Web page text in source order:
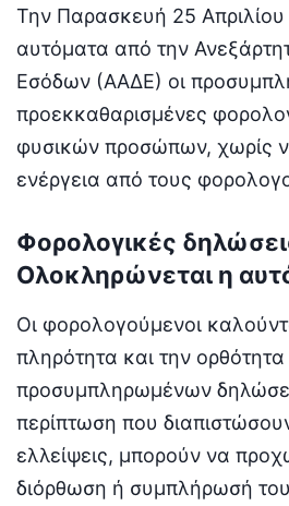
Την Παρασκευή 25 Απριλίου
αυτόματα από την
Εσόδων (ΑΑΔΕ) οι
προεκκαθαρισμένες
φυσικών προσώπων, χωρίς
ενέργεια από τους
Φορολογικές
Ολοκληρώνεται η
Οι φορολογούμενοι
πληρότητα και την
προσυμπληρωμένων
περίπτωση που
ελλείψεις, μπορούν να
διόρθωση ή συμπλήρωσή